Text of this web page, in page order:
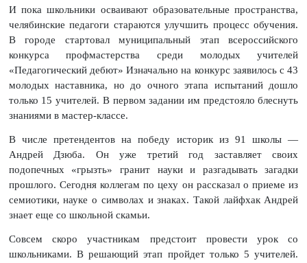
И пока школьники осваивают образовательные пространства,
челябинские педагоги стараются улучшить процесс обучения.
В городе стартовал муниципальный этап всероссийского
конкурса профмастерства среди молодых учителей
«Педагогический дебют» Изначально на конкурс заявилось с 43
молодых наставника, но до очного этапа испытаний дошло
только 15 учителей. В первом задании им предстояло блеснуть
знаниями в мастер-классе.
В числе претендентов на победу историк из 91 школы —
Андрей Дзюба. Он уже третий год заставляет своих
подопечных «грызть» гранит науки и разгадывать загадки
прошлого. Сегодня коллегам по цеху он рассказал о приеме из
семиотики, науке о символах и знаках. Такой лайфхак Андрей
знает еще со школьной скамьи.
Совсем скоро участникам предстоит провести урок со
школьниками. В решающий этап пройдет только 5 учителей.